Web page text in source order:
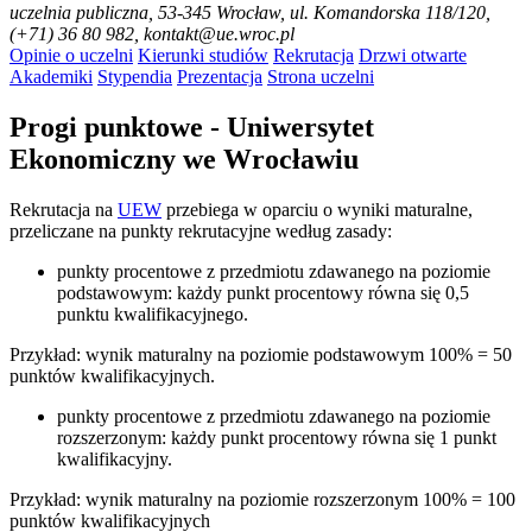
uczelnia publiczna , 53-345 Wrocław, ul. Komandorska 118/120,
(+71) 36 80 982, kontakt@ue.wroc.pl
Opinie o uczelni Kierunki studiów Rekrutacja Drzwi otwarte
Akademiki Stypendia Prezentacja Strona uczelni
Progi punktowe - Uniwersytet
Ekonomiczny we Wrocławiu
Rekrutacja na UEW przebiega w oparciu o wyniki maturalne,
przeliczane na punkty rekrutacyjne według zasady:
punkty procentowe z przedmiotu zdawanego na poziomie
podstawowym: każdy punkt procentowy równa się 0,5
punktu kwalifikacyjnego.
Przykład: wynik maturalny na poziomie podstawowym 100% = 50
punktów kwalifikacyjnych.
punkty procentowe z przedmiotu zdawanego na poziomie
rozszerzonym: każdy punkt procentowy równa się 1 punkt
kwalifikacyjny.
Przykład: wynik maturalny na poziomie rozszerzonym 100% = 100
punktów kwalifikacyjnych